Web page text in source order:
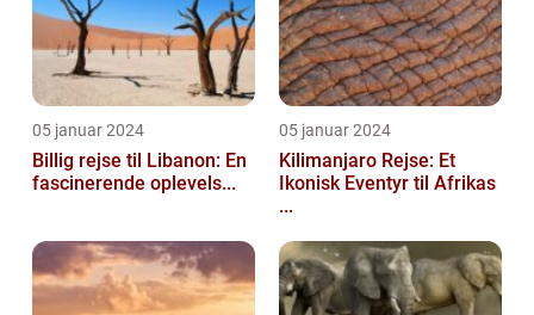
05 januar 2024
Billig rejse til Libanon: En
fascinerende oplevels...
05 januar 2024
Kilimanjaro Rejse: Et
Ikonisk Eventyr til Afrikas
...